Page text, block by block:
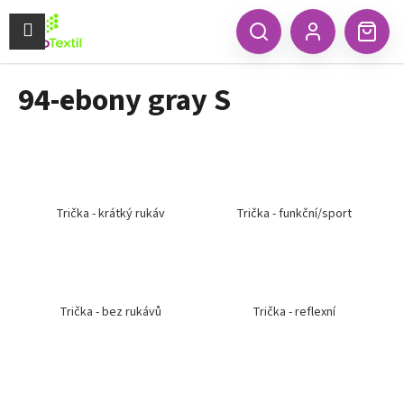
obsah
HledatPřihlášení
Menu
94-ebony gray S
Trička - krátký rukáv Trička - funkční/sport
Trička - bez rukávů Trička - reflexní
K
š Zpět
Zpět
C